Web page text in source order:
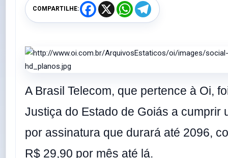
COMPARTILHE:
F
a
c
o
X
W
h
a
p
l
a
A Brasil Telecom, que pertence à Oi,
Justiça do Estado de Goiás a cumprir
por assinatura que durará até 2096,
R$ 29,90 por mês até lá.